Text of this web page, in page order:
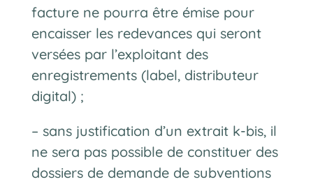
facture ne pourra être émise pour
encaisser les redevances qui seront
versées par l’exploitant des
enregistrements (label, distributeur
digital) ;
– sans justification d’un extrait k-bis, il
ne sera pas possible de constituer des
dossiers de demande de subventions